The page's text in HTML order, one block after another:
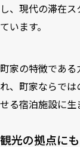
し、現代の滞在
ています。
町家の特徴であ
れ、町家ならで
せる宿泊施設に生
観光の拠点にも